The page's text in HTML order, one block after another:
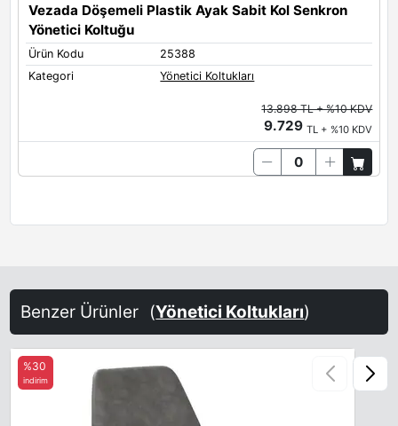
Vezada Döşemeli Plastik Ayak Sabit Kol Senkron
Yönetici Koltuğu
Ürün Kodu
25388
Kategori
Yönetici Koltukları
13.898 TL + %10 KDV
9.729TL + %10 KDV
Benzer Ürünler (Yönetici Koltukları)
%30
indirim